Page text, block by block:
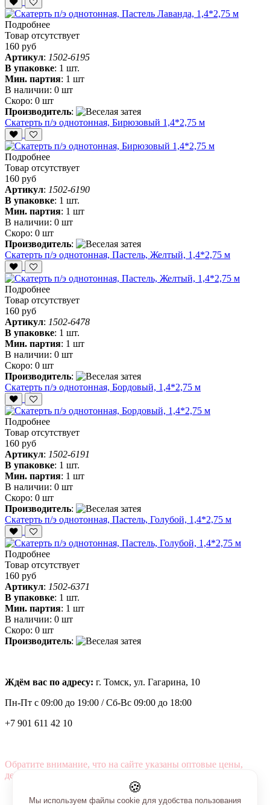
Подробнее
Товар отсутствует
160 руб
Артикул: 1502-6195
В упаковке: 1 шт.
Мин. партия: 1 шт
В наличии: 0 шт
Скоро: 0 шт
Производитель:
Скатерть п/э однотонная, Бирюзовый 1,4*2,75 м
Подробнее
Товар отсутствует
160 руб
Артикул: 1502-6190
В упаковке: 1 шт.
Мин. партия: 1 шт
В наличии: 0 шт
Скоро: 0 шт
Производитель:
Скатерть п/э однотонная, Пастель, Желтый, 1,4*2,75 м
Подробнее
Товар отсутствует
160 руб
Артикул: 1502-6478
В упаковке: 1 шт.
Мин. партия: 1 шт
В наличии: 0 шт
Скоро: 0 шт
Производитель:
Скатерть п/э однотонная, Бордовый, 1,4*2,75 м
Подробнее
Товар отсутствует
160 руб
Артикул: 1502-6191
В упаковке: 1 шт.
Мин. партия: 1 шт
В наличии: 0 шт
Скоро: 0 шт
Производитель:
Скатерть п/э однотонная, Пастель, Голубой, 1,4*2,75 м
Подробнее
Товар отсутствует
160 руб
Артикул: 1502-6371
В упаковке: 1 шт.
Мин. партия: 1 шт
В наличии: 0 шт
Скоро: 0 шт
Производитель:
Ждём вас по адресу: г. Томск, ул. Гагарина, 10
Пн-Пт с 09:00 до 19:00 /Сб-Вс 09:00 до 18:00
+7 901 611 42 10
Обратите внимание, что на сайте указаны оптовые цены,
действующие при первом заказе от 3000 рублей.
🍪
Мы используем файлы cookie для удобства пользования